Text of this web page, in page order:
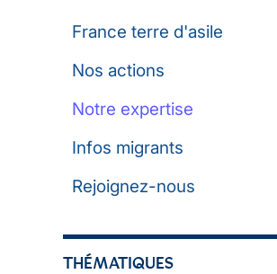
France terre d'asile
Nos actions
Notre expertise
Infos migrants
Rejoignez-nous
THÉMATIQUES